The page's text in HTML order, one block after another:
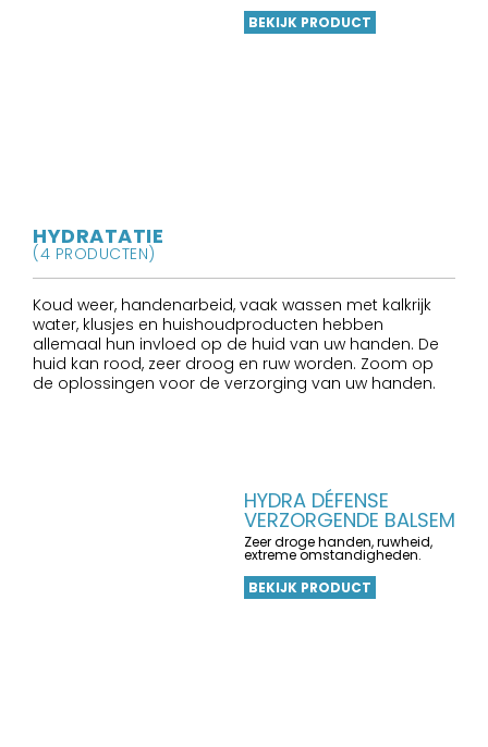
BEKIJK PRODUCT
HYDRATATIE
(4 PRODUCTEN)
Koud weer, handenarbeid, vaak wassen met kalkrijk
water, klusjes en huishoudproducten hebben
allemaal hun invloed op de huid van uw handen. De
huid kan rood, zeer droog en ruw worden. Zoom op
de oplossingen voor de verzorging van uw handen.
HYDRA DÉFENSE
VERZORGENDE BALSEM
Zeer droge handen, ruwheid,
extreme omstandigheden.
BEKIJK PRODUCT